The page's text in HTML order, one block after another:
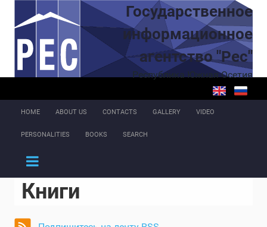
Skip to main content
Государственное
информационное
агентство "Рес"
Республика Южная Осетия
HOME ABOUT US CONTACTS GALLERY VIDEO
PERSONALITIES BOOKS SEARCH
Книги